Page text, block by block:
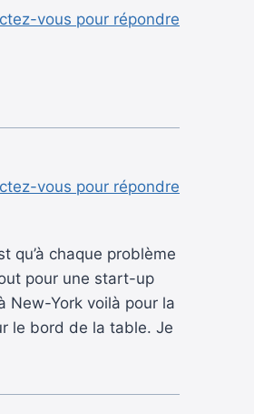
vous pour répondre
qu’à chaque problème
pour une start-up
New-York voilà pour la
le bord de la table. Je
vous pour répondre